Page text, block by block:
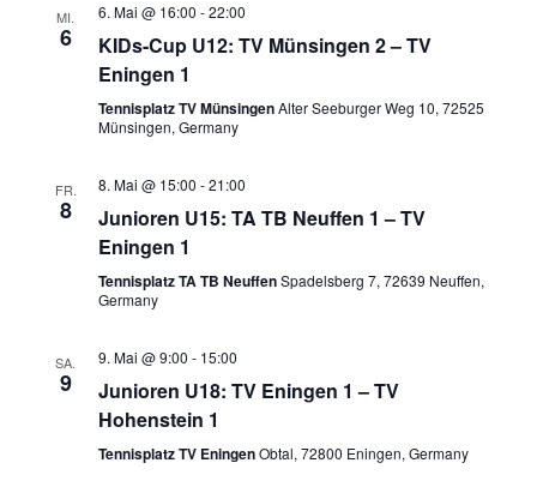
MI.
6
6. Mai @ 16:00 -22:00
KIDs-Cup U12: TV Münsingen 2 – TV
Eningen 1
Tennisplatz TV MünsingenAlter Seeburger Weg 10, 72525
Münsingen, Germany
FR.
8
8. Mai @ 15:00 -21:00
Junioren U15: TA TB Neuffen 1 – TV
Eningen 1
Tennisplatz TA TB NeuffenSpadelsberg 7, 72639 Neuffen,
Germany
SA.
9
9. Mai @ 9:00 - 15:00
Junioren U18: TV Eningen 1 – TV
Hohenstein 1
Tennisplatz TV EningenObtal, 72800 Eningen, Germany